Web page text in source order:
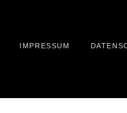
IMPRESSUM